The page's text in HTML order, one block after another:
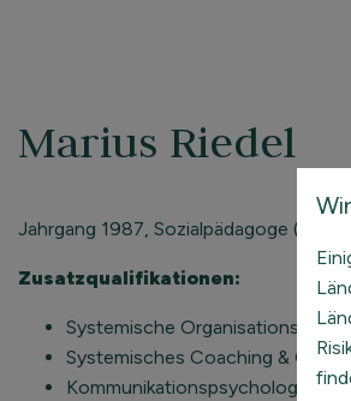
Marius Riedel
Jahrgang 1987, Sozialpädagoge
Zusatzqualifikationen:
Systemische
Systemisches Coaching &
Kommunikationspsychologie für